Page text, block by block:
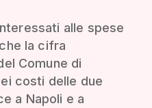
alle spese
la cifra
Comune di
costi delle due
a Napoli e a